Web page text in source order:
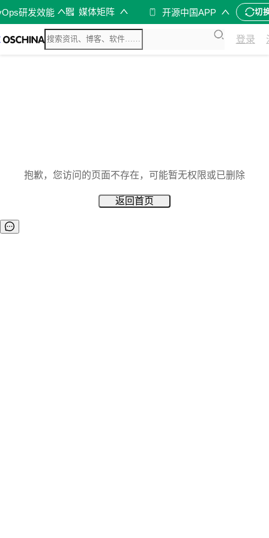
研发效能 媒体矩阵 开源中国APP 切
登录
抱歉，您访问的页面不存在，可能暂无权限或已删除
返回首页